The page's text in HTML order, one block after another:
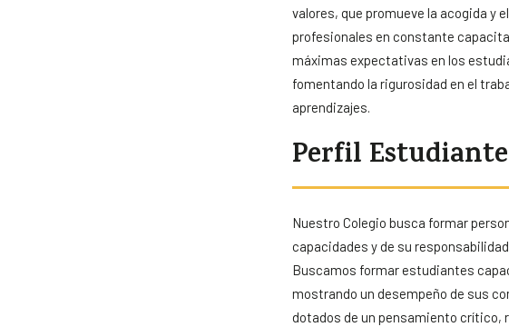
valores, que promueve la acogida y
profesionales en constante
máximas expectativas en los
fomentando la rigurosidad en el
aprendizajes.
Perfil Estudiante
Nuestro Colegio busca formar
capacidades y de su
Buscamos formar estudiantes
mostrando un desempeño de sus
dotados de un pensamiento crítico,